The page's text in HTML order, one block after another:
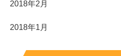
2018年2月
2018年1月